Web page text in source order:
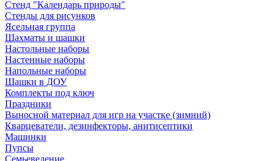
Стенд "Календарь природы"
Стенды для рисунков
Ясельная группа
Шахматы и шашки
Настольные наборы
Настенные наборы
Напольные наборы
Шашки в ДОУ
Комплекты под ключ
Праздники
Выносной материал для игр на участке (зимний)
Кварцеватели, дезинфекторы, анитисептики
Машинки
Пупсы
Семьеведение